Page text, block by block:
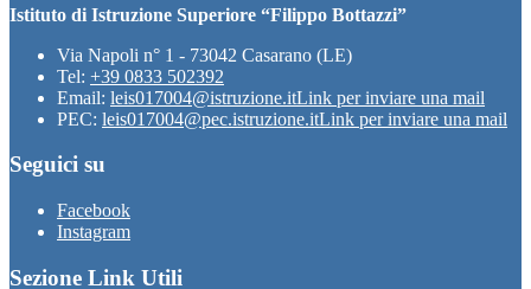
Istituto di Istruzione Superiore “Filippo Bottazzi”
Via Napoli n° 1 - 73042 Casarano (LE)
Tel: +39 0833 502392
Email: leis017004@istruzione.itLink per inviare una mail
PEC: leis017004@pec.istruzione.itLink per inviare una mail
Seguici su
Facebook
Instagram
Sezione Link Utili